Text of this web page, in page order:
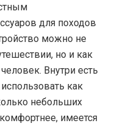
для походов
можно не
но и как
Внутри есть
как
небольших
имеется